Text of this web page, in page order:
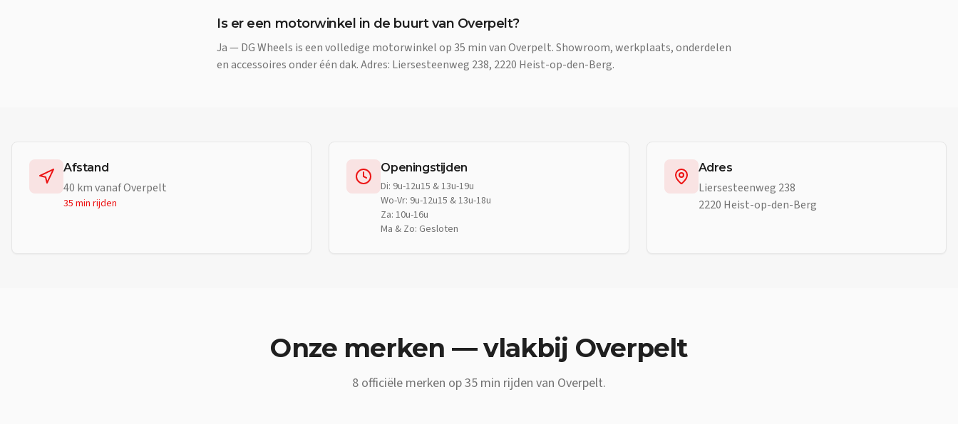
Is er een motorwinkel in de buurt van Overpelt?
Ja — DG Wheels is een volledige motorwinkel op 35 min van Overpelt. Showroom, werkplaats, onderdelen
en accessoires onder één dak. Adres: Liersesteenweg 238, 2220 Heist-op-den-Berg.
Afstand
40 km vanafOverpelt
35 min rijden
Openingstijden
Di: 9u-12u15 & 13u-19u
Wo-Vr: 9u-12u15 & 13u-18u
Za: 10u-16u
Ma & Zo: Gesloten
Adres
Liersesteenweg 238
2220 Heist-op-den-Berg
Onze merken — vlakbij Overpelt
8 officiële merken op35 min rijden van Overpelt.